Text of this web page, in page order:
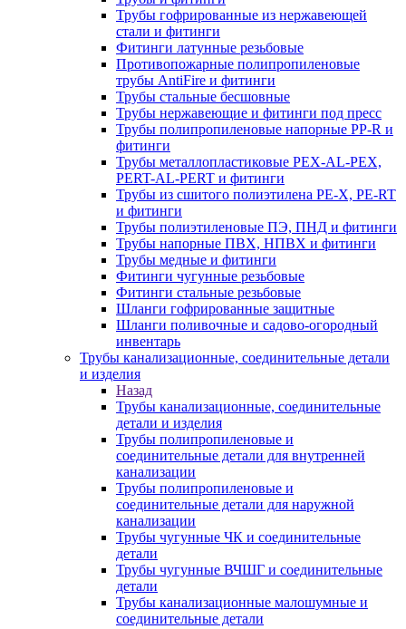
Трубы гофрированные из нержавеющей
стали и фитинги
Фитинги латунные резьбовые
Противопожарные полипропиленовые
трубы AntiFire и фитинги
Трубы стальные бесшовные
Трубы нержавеющие и фитинги под пресс
Трубы полипропиленовые напорные PP-R и
фитинги
Трубы металлопластиковые PEX-AL-PEX,
PERT-AL-PERT и фитинги
Трубы из сшитого полиэтилена PE-X, PE-RT
и фитинги
Трубы полиэтиленовые ПЭ, ПНД и фитинги
Трубы напорные ПВХ, НПВХ и фитинги
Трубы медные и фитинги
Фитинги чугунные резьбовые
Фитинги стальные резьбовые
Шланги гофрированные защитные
Шланги поливочные и садово-огородный
инвентарь
Трубы канализационные, соединительные детали
и изделия
Назад
Трубы канализационные, соединительные
детали и изделия
Трубы полипропиленовые и
соединительные детали для внутренней
канализации
Трубы полипропиленовые и
соединительные детали для наружной
канализации
Трубы чугунные ЧК и соединительные
детали
Трубы чугунные ВЧШГ и соединительные
детали
Трубы канализационные малошумные и
соединительные детали